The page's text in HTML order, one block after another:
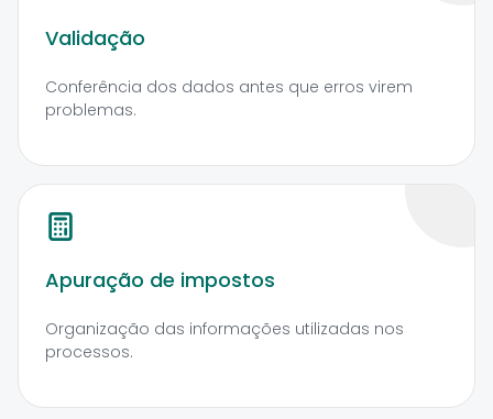
Validação
Conferência dos dados antes que erros virem
problemas.
Apuração de impostos
Organização das informações utilizadas nos
processos.